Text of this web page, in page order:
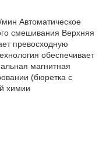
Автоматическое
смешивания Верхняя
превосходную
обеспечивает
магнитная
(бюретка с
химии